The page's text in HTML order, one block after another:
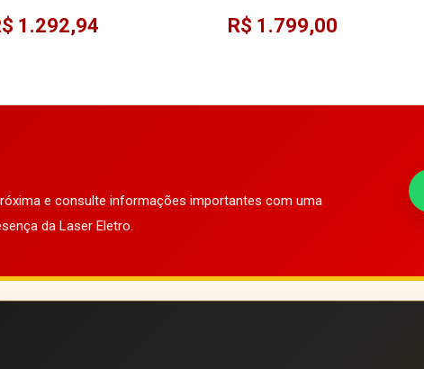
1.292,94 R$ 1.799,00
e consulte informações importantes com uma
da Laser Eletro.